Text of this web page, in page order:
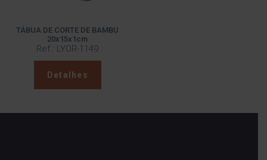
TÁBUA DE CORTE DE BAMBU
20x15x1cm
Ref.: LYOR-1149
Detalhes